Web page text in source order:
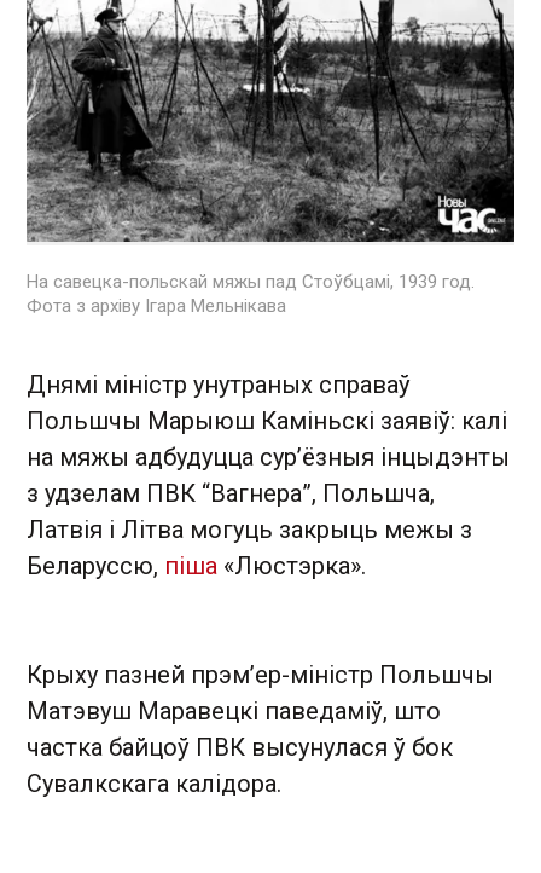
На савецка-польскай мяжы пад Стоўбцамі, 1939 год.
Фота з архіву Ігара Мельнікава
Днямі міністр унутраных справаў
Польшчы Марыюш Каміньскі заявіў: калі
на мяжы адбудуцца сур’ёзныя інцыдэнты
з удзелам ПВК “Вагнера”, Польшча,
Латвія і Літва могуць закрыць межы з
Беларуссю, піша «Люстэрка».
Крыху пазней прэм’ер-міністр Польшчы
Матэвуш Маравецкі паведаміў, што
частка байцоў ПВК высунулася ў бок
Сувалкскага калідора.